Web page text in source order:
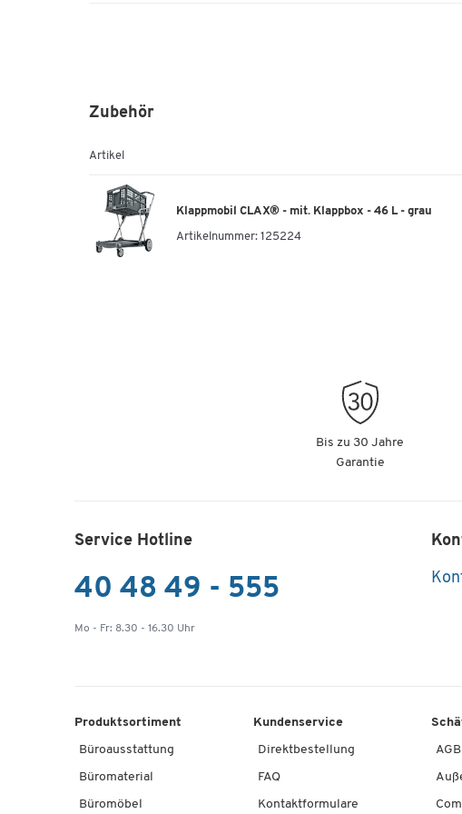
Zubehör
Artikel
Klappmobil CLAX® - mit. Klappbox - 46 L - grau
Artikelnummer: 125224
Bis zu 30 Jahre
Garantie
Service Hotline
40 48 49 - 555
Mo - Fr: 8.30 - 16.30 Uhr
Produktsortiment
Büroausstattung
Büromaterial
Büromöbel
Kundenservice
Direktbestellung
FAQ
Kontaktformulare
AGB